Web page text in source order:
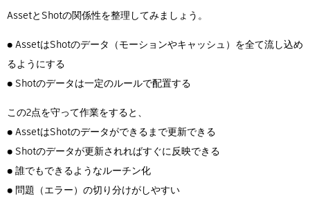
AssetとShotの関係性を整理してみましょう。
● AssetはShotのデータ（モーションやキャッシュ）を全て流し込め
るようにする
● Shotのデータは一定のルールで配置する
この2点を守って作業をすると、
● AssetはShotのデータができるまで更新できる
● Shotのデータが更新されればすぐに反映できる
● 誰でもできるようなルーチン化
● 問題（エラー）の切り分けがしやすい